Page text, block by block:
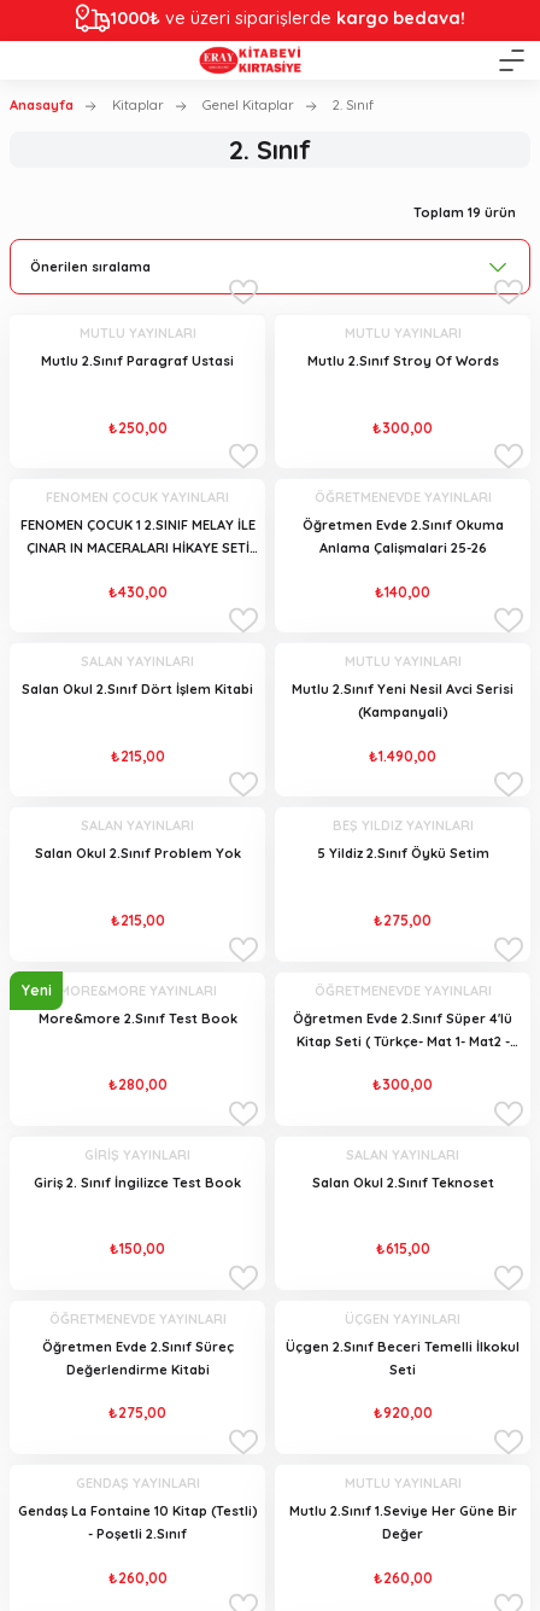
1000₺ ve üzeri siparişlerde kargo bedava!
Anasayfa Kitaplar Genel Kitaplar 2. Sınıf
2. Sınıf
Toplam 19 ürün
MUTLU YAYINLARI
Mutlu 2.Sınıf Paragraf Ustasi
₺250,00
MUTLU YAYINLARI
Mutlu 2.Sınıf Stroy Of Words
₺300,00
FENOMEN ÇOCUK YAYINLARI
FENOMEN ÇOCUK 1 2.SINIF MELAY İLE
ÇINAR IN MACERALARI HİKAYE SETİ
₺430,00
ÖĞRETMENEVDE YAYINLARI
Öğretmen Evde 2.Sınıf Okuma
Anlama Çalişmalari 25-26
₺140,00
SALAN YAYINLARI
Salan Okul 2.Sınıf Dört İşlem Kitabi
₺215,00
MUTLU YAYINLARI
Mutlu 2.Sınıf Yeni Nesil Avci Serisi
(Kampanyali)
₺1.490,00
SALAN YAYINLARI
Salan Okul 2.Sınıf Problem Yok
₺215,00
BEŞ YILDIZ YAYINLARI
5 Yildiz 2.Sınıf Öykü Setim
₺275,00
Yeni
MORE&MORE YAYINLARI
More&more 2.Sınıf Test Book
₺280,00
ÖĞRETMENEVDE YAYINLARI
Öğretmen Evde 2.Sınıf Süper 4'lü
Kitap Seti ( Türkçe- Mat 1- Mat2 -
₺300,00
GİRİŞ YAYINLARI
Giriş 2. Sınıf İngilizce Test Book
₺150,00
SALAN YAYINLARI
Salan Okul 2.Sınıf Teknoset
₺615,00
ÖĞRETMENEVDE YAYINLARI
Öğretmen Evde 2.Sınıf Süreç
Değerlendirme Kitabi
₺275,00
ÜÇGEN YAYINLARI
Üçgen 2.Sınıf Beceri Temelli İlkokul
Seti
₺920,00
GENDAŞ YAYINLARI
Gendaş La Fontaine 10 Kitap (Testli)
- Poşetli 2.Sınıf
₺260,00
MUTLU YAYINLARI
Mutlu 2.Sınıf 1.Seviye Her Güne Bir
Değer
₺260,00